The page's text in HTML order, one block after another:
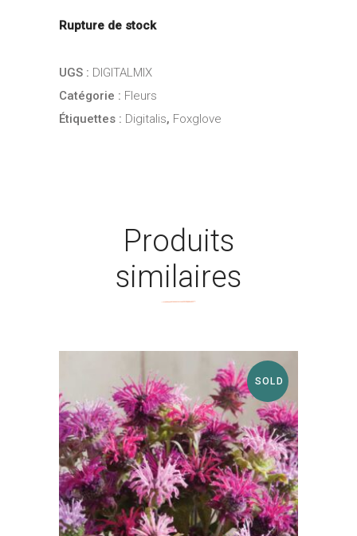
Rupture de stock
UGS : DIGITALMIX
Catégorie : Fleurs
Étiquettes : Digitalis, Foxglove
Produits
similaires
SOLD